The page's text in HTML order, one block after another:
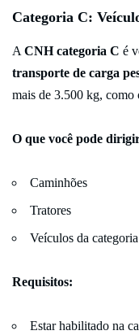
Categoria C:
ACNH categoria C é
transporte de carga
mais de 3.500 kg, como
O que você pode
Caminhões
Tratores
Veículos da
Requisitos:
Estar habilitado na